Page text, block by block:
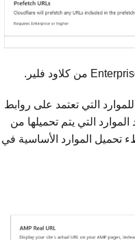
التي تعتمد على روابط
التي يتم تحميلها من
تحميل الموارد الأساسية في